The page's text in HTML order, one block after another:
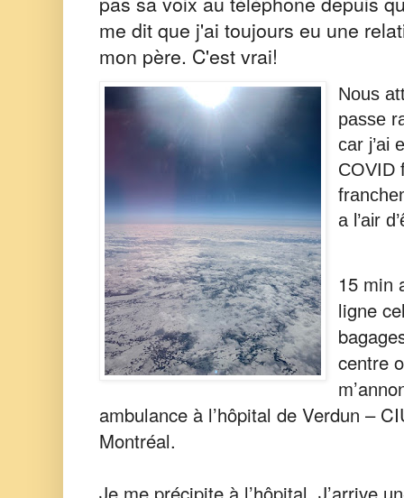
me dit que j'ai toujours eu une
mon père. C'est vrai!
Nous
passe
car j’ai
COVID
a l’air
15 min
ligne
centre
ambulance à l’hôpital de Verdun –
Montréal.